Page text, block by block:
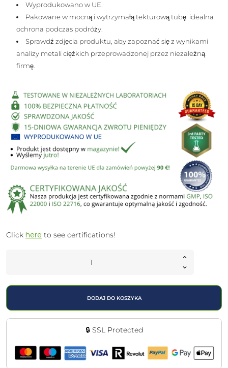
Wyprodukowano w UE.
Pakowane w mocną i wytrzymałą tekturową tubę: idealna
ochrona podczas podróży.
Sprawdź zdjęcia produktu, aby zapoznać się z wynikami
analizy metali ciężkich przeprowadzonej przez niezależną
firmę.
Click here to see certifications!
DODAJ DO KOSZYKA
🔒 SSL Protected